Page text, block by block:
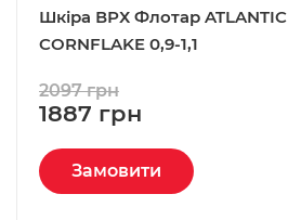
Шкіра ВРХ Флотар
CORNFLAKE 0,9-1,1
1887 грн
2097 грн
Замовити